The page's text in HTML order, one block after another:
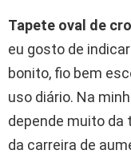
Tapete oval de
eu gosto de
bonito, fio bem
uso diário. Na
depende muito da
da carreira de